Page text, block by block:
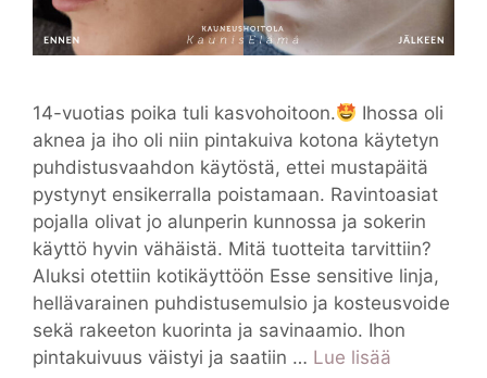
14-vuotias poika tuli kasvohoitoon.
Ihossa oli
aknea ja iho oli niin pintakuiva kotona käytetyn
puhdistusvaahdon käytöstä, ettei mustapäitä
pystynyt ensikerralla poistamaan. Ravintoasiat
pojalla olivat jo alunperin kunnossa ja sokerin
käyttö hyvin vähäistä. Mitä tuotteita tarvittiin?
Aluksi otettiin kotikäyttöön Esse sensitive linja,
hellävarainen puhdistusemulsio ja kosteusvoide
sekä rakeeton kuorinta ja savinaamio. Ihon
pintakuivuus väistyi ja saatiin … Lue lisää